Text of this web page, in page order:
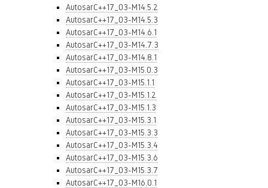
AutosarC++17_03-M14.5.2
AutosarC++17_03-M14.5.3
AutosarC++17_03-M14.6.1
AutosarC++17_03-M14.7.3
AutosarC++17_03-M14.8.1
AutosarC++17_03-M15.0.3
AutosarC++17_03-M15.1.1
AutosarC++17_03-M15.1.2
AutosarC++17_03-M15.1.3
AutosarC++17_03-M15.3.1
AutosarC++17_03-M15.3.3
AutosarC++17_03-M15.3.4
AutosarC++17_03-M15.3.6
AutosarC++17_03-M15.3.7
AutosarC++17_03-M16.0.1